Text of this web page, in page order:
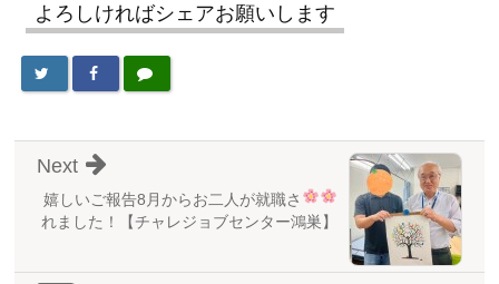
よろしければシェアお願いします
嬉しいご報告8月からお二人が就職さ
れました！【チャレジョブセンター鴻巣】
Next